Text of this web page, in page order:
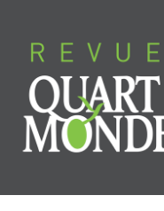
contenu